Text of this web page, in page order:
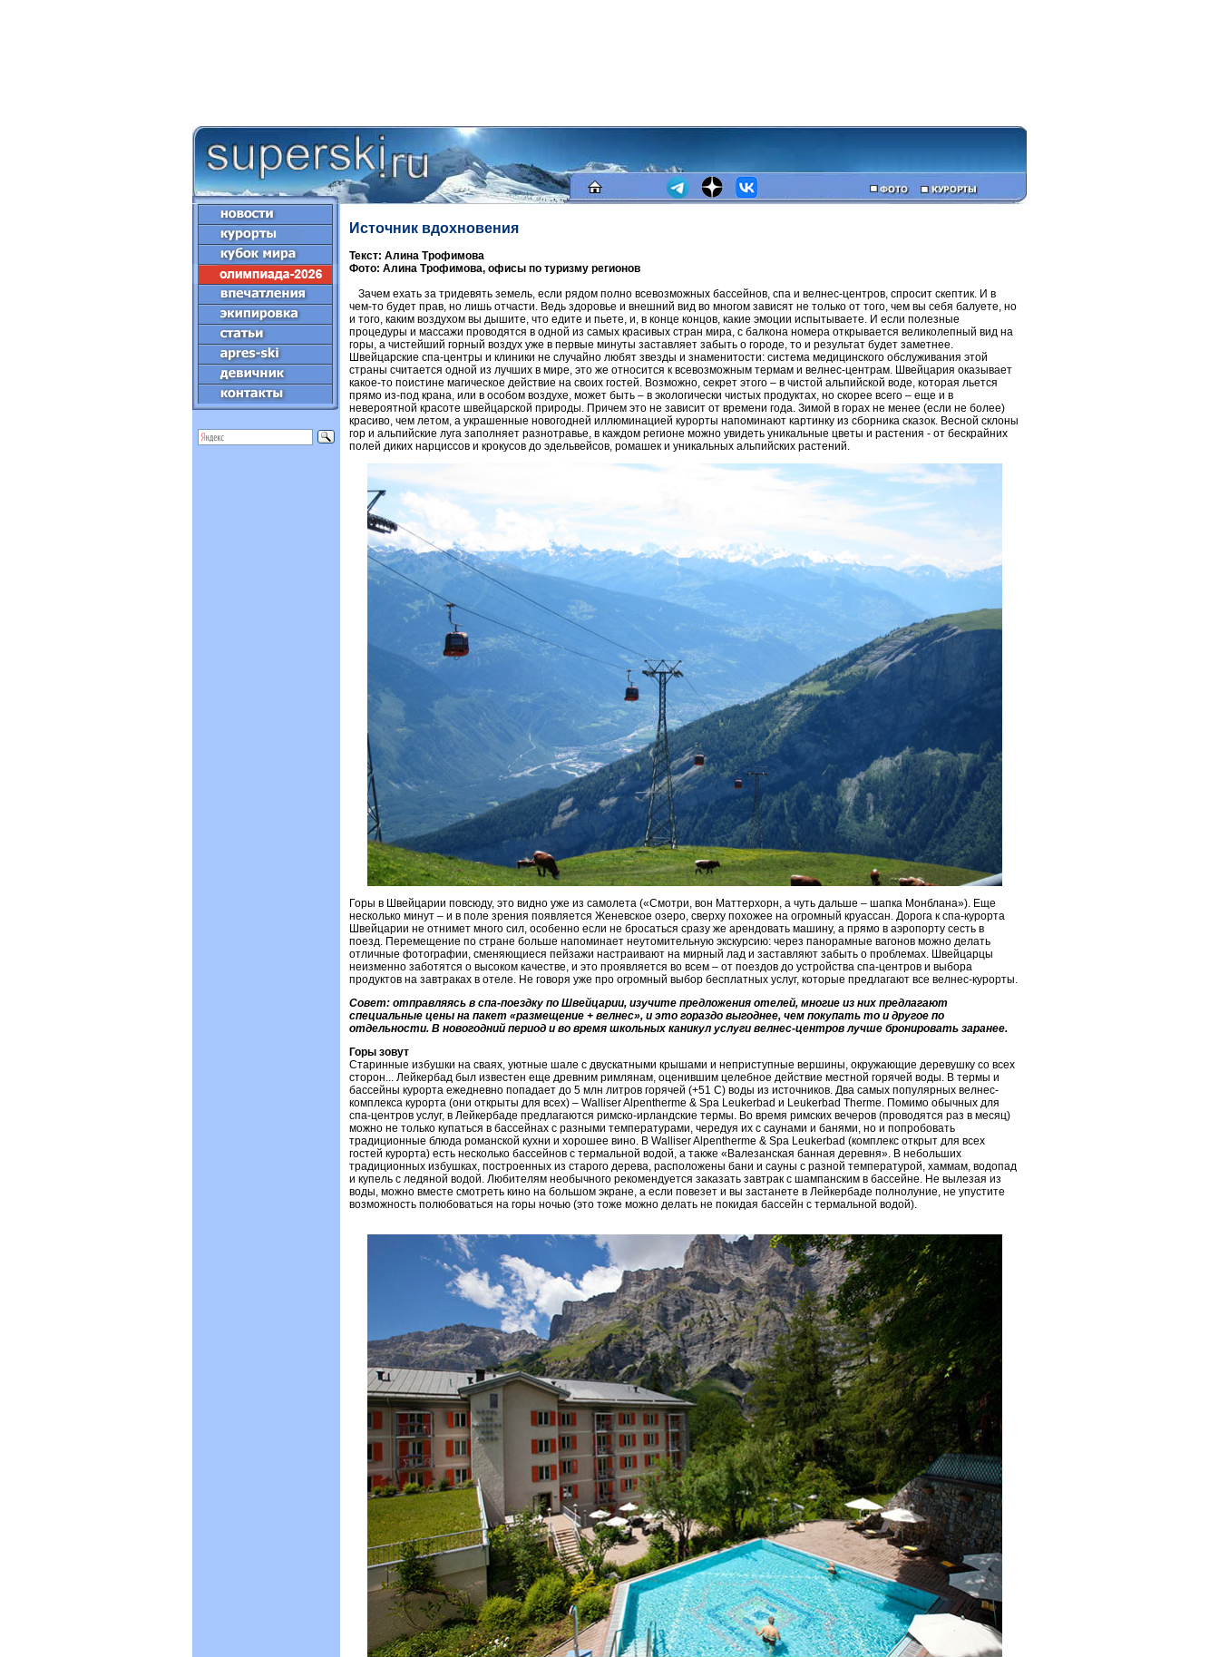
Источник вдохновения
Текст: Алина Трофимова
Фото: Алина Трофимова, офисы по туризму регионов
Зачем ехать за тридевять земель, если рядом полно всевозможных бассейнов, спа и велнес-центров, спросит скептик. И в
чем-то будет прав, но лишь отчасти. Ведь здоровье и внешний вид во многом зависят не только от того, чем вы себя балуете, но
и того, каким воздухом вы дышите, что едите и пьете, и, в конце концов, какие эмоции испытываете. И если полезные
процедуры и массажи проводятся в одной из самых красивых стран мира, с балкона номера открывается великолепный вид на
горы, а чистейший горный воздух уже в первые минуты заставляет забыть о городе, то и результат будет заметнее.
Швейцарские спа-центры и клиники не случайно любят звезды и знаменитости: система медицинского обслуживания этой
страны считается одной из лучших в мире, это же относится к всевозможным термам и велнес-центрам. Швейцария оказывает
какое-то поистине магическое действие на своих гостей. Возможно, секрет этого – в чистой альпийской воде, которая льется
прямо из-под крана, или в особом воздухе, может быть – в экологически чистых продуктах, но скорее всего – еще и в
невероятной красоте швейцарской природы. Причем это не зависит от времени года. Зимой в горах не менее (если не более)
красиво, чем летом, а украшенные новогодней иллюминацией курорты напоминают картинку из сборника сказок. Весной склоны
гор и альпийские луга заполняет разнотравье, в каждом регионе можно увидеть уникальные цветы и растения - от бескрайних
полей диких нарциссов и крокусов до эдельвейсов, ромашек и уникальных альпийских растений.
Горы в Швейцарии повсюду, это видно уже из самолета («Смотри, вон Маттерхорн, а чуть дальше – шапка Монблана»). Еще
несколько минут – и в поле зрения появляется Женевское озеро, сверху похожее на огромный круассан. Дорога к спа-курорта
Швейцарии не отнимет много сил, особенно если не бросаться сразу же арендовать машину, а прямо в аэропорту сесть в
поезд. Перемещение по стране больше напоминает неутомительную экскурсию: через панорамные вагонов можно делать
отличные фотографии, сменяющиеся пейзажи настраивают на мирный лад и заставляют забыть о проблемах. Швейцарцы
неизменно заботятся о высоком качестве, и это проявляется во всем – от поездов до устройства спа-центров и выбора
продуктов на завтраках в отеле. Не говоря уже про огромный выбор бесплатных услуг, которые предлагают все велнес-курорты.
Совет: отправляясь в спа-поездку по Швейцарии, изучите предложения отелей, многие из них предлагают
специальные цены на пакет «размещение + велнес», и это гораздо выгоднее, чем покупать то и другое по
отдельности. В новогодний период и во время школьных каникул услуги велнес-центров лучше бронировать заранее.
Горы зовут
Старинные избушки на сваях, уютные шале с двускатными крышами и неприступные вершины, окружающие деревушку со всех
сторон... Лейкербад был известен еще древним римлянам, оценившим целебное действие местной горячей воды. В термы и
бассейны курорта ежедневно попадает до 5 млн литров горячей (+51 С) воды из источников. Два самых популярных велнес-
комплекса курорта (они открыты для всех) – Walliser Alpentherme & Spa Leukerbad и Leukerbad Therme. Помимо обычных для
спа-центров услуг, в Лейкербаде предлагаются римско-ирландские термы. Во время римских вечеров (проводятся раз в месяц)
можно не только купаться в бассейнах с разными температурами, чередуя их с саунами и банями, но и попробовать
традиционные блюда романской кухни и хорошее вино. В Walliser Alpentherme & Spa Leukerbad (комплекс открыт для всех
гостей курорта) есть несколько бассейнов с термальной водой, а также «Валезанская банная деревня». В небольших
традиционных избушках, построенных из старого дерева, расположены бани и сауны с разной температурой, хаммам, водопад
и купель с ледяной водой. Любителям необычного рекомендуется заказать завтрак с шампанским в бассейне. Не вылезая из
воды, можно вместе смотреть кино на большом экране, а если повезет и вы застанете в Лейкербаде полнолуние, не упустите
возможность полюбоваться на горы ночью (это тоже можно делать не покидая бассейн с термальной водой).